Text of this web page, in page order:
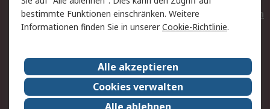
Elektrogeräte/Batterien
RS weltweit
Karriere bei RS
Nachhaltigkeit
Qualität/Umwelt/ZertifikatePresse-Center
bestimmte Funktionen einschränken. Weitere
Informationen finden Sie in unsererCookie-Richtlinie.
Alle akzeptieren
Cookies verwalten